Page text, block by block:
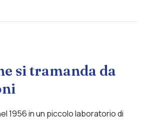
si tramanda da
1956 in un piccolo laboratorio di